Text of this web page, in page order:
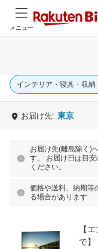
メニュー
インテリア・寝具・収納
お届け先: 東京
お届け先(離島除く)
す。 お届け日は目
ください。
価格や送料、納期等
る場合があります
【
で】